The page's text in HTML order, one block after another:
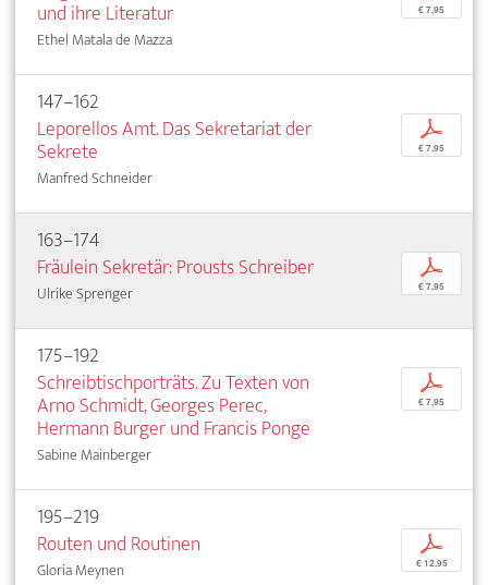
und ihre Literatur
Ethel Matala de Mazza
€ 7,95
147–162
Leporellos Amt. Das Sekretariat der
Sekrete
Manfred Schneider
p
€ 7,95
163–174
Fräulein Sekretär: Prousts Schreiber
Ulrike Sprenger
p
€ 7,95
175–192
Schreibtischporträts. Zu Texten von
Arno Schmidt, Georges Perec,
Hermann Burger und Francis Ponge
Sabine Mainberger
p
€ 7,95
195–219
Routen und Routinen
Gloria Meynen
p
€ 12,95